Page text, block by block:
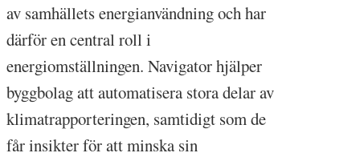
av samhällets energianvändning och har
därför en central roll i
energiomställningen. Navigator hjälper
byggbolag att automatisera stora delar av
klimatrapporteringen, samtidigt som de
får insikter för att minska sin